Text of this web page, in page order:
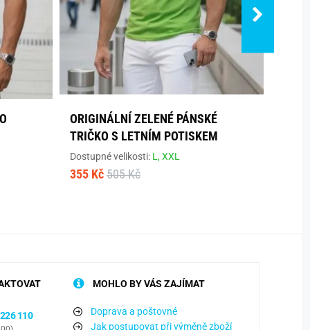
ORIGINÁLNÍ ZELENÉ PÁNSKÉ
TRIČKO S LETNÍM POTISKEM
Dostupné velikosti: L,XXL
355 Kč 505 Kč
110
MOHLO BY VÁS ZAJÍMAT
Doprava a poštovné
Jak postupovat při výměně zboží